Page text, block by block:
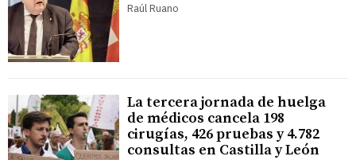
Raúl Ruano
La tercera jornada de huelga
de médicos cancela 198
cirugías, 426 pruebas y 4.782
consultas en Castilla y León